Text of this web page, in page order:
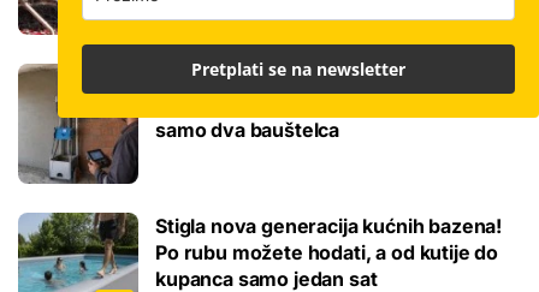
Robotski stroj za žbukanje: Za 8 sati
samo dva bauštelca
Stigla nova generacija kućnih bazena!
Po rubu možete hodati, a od kutije do
kupanca samo jedan sat
Pretplati se na newsletter